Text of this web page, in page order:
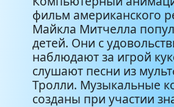
мультфильма «Тролли»)
фильм американского
Майкла Митчелла
детей. Они с
наблюдают за игрой
слушают песни из
Тролли. Музыкальные
созданы при участии